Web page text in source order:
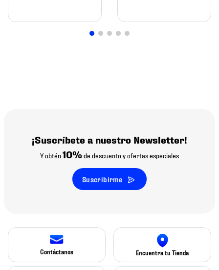
¡Suscríbete a nuestro Newsletter!
Y obtén10% de descuento y ofertas especiales
Suscribirme
Contáctanos Encuentra tu Tienda